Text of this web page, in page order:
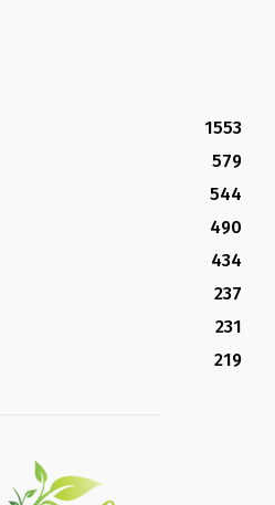
1553
579
544
490
434
237
231
219